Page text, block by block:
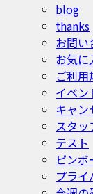
blog
thanks
お問い
お気に
ご利用
イベン
キャン
スタッ
テスト
ピンボ
プライ